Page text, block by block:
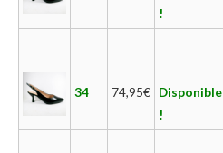
!
34 74,95€ Disponible
!